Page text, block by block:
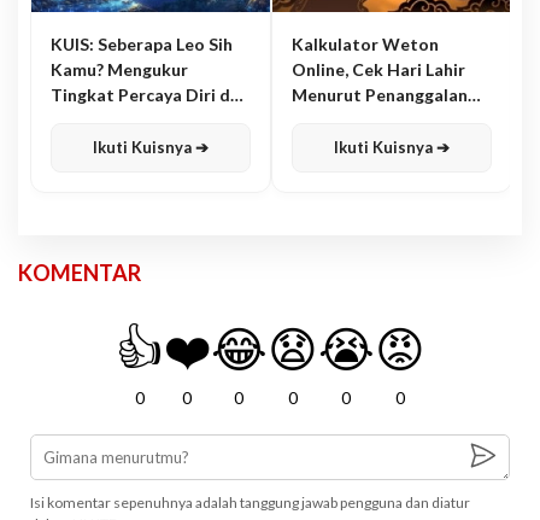
KUIS: Seberapa Leo Sih
Kamu? Mengukur
Tingkat Percaya Diri dan
Ikuti Kuisnya ➔
Kalkulator Weton
Online, Cek Hari Lahir
Menurut Penanggalan
Ikuti Kuisnya ➔
KOMENTAR
👍
0
❤️
0
😂
0
😧
0
😭
0
😡
0
Isi komentar sepenuhnya adalah tanggung jawab pengguna dan diatur